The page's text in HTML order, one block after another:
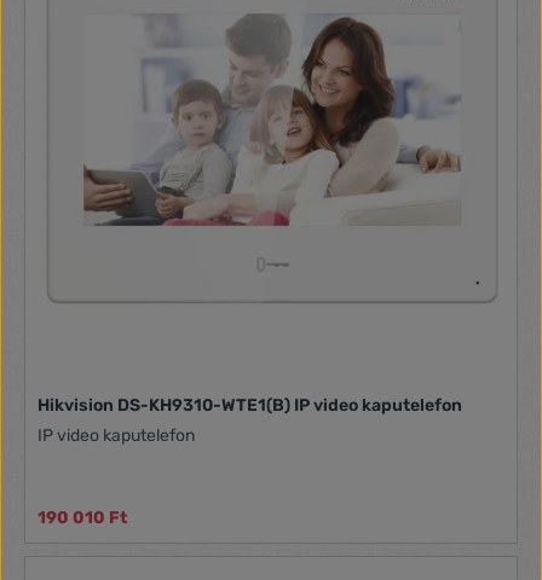
Hikvision DS-KH9310-WTE1(B) IP video kaputelefon
IP video kaputelefon
190 010 Ft